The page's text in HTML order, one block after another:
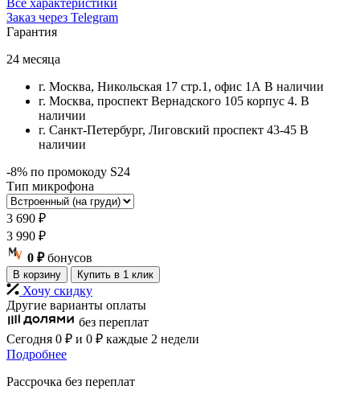
Все характеристики
Заказ через Telegram
Гарантия
24 месяца
г. Москва, Никольская 17 стр.1, офис 1А В наличии
г. Москва, проспект Вернадского 105 корпус 4. В
наличии
г. Санкт-Петербург, Лиговский проспект 43-45 В
наличии
-8% по промокоду S24
Тип микрофона
3 690 ₽
3 990 ₽
0 ₽бонусов
В корзину Купить в 1 клик
Хочу скидку
Другие варианты оплаты
без переплат
Сегодня 0 ₽ и 0 ₽ каждые 2 недели
Подробнее
Рассрочка без переплат